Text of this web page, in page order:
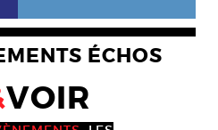
ÉCHOS
VOIR